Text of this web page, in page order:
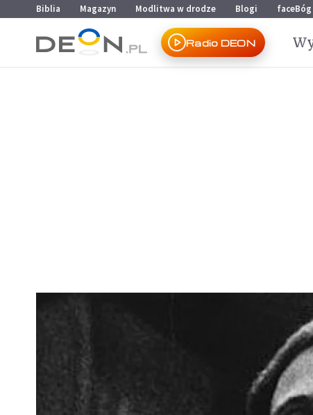
Przejdź do menu głównego
Przejdź do treści
Biblia Magazyn Modlitwa w drodze Blogi faceBóg
Radio DEON